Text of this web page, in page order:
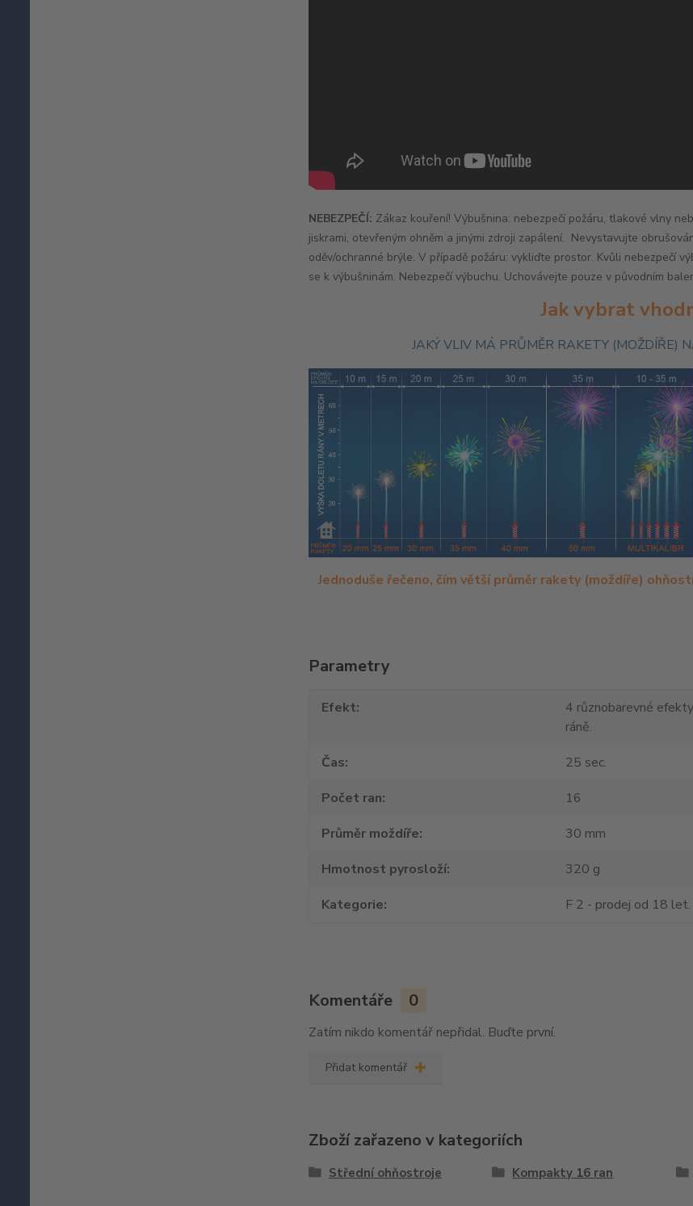
NEBEZPEČÍ: Zákaz kouření! Výbušnina: nebezpečí požáru, tlakové vlny
jiskrami, otevřeným ohněm a jinými zdroji zapálení. Nevystavujte
oděv/ochranné brýle. V případě požáru: vykliďte prostor. Kvůli nebezpečí
se k výbušninám. Nebezpečí výbuchu. Uchovávejte pouze v původním
Jak vybrat
JAKÝ VLIV MÁ PRŮMĚR RAKETY (MOŽDÍŘE)
Jednoduše řečeno, čím větší průměr rakety (moždíře)
Parametry
Efekt
4 různobarevné
ráně.
Čas
25 sec.
Počet ran
16
Průměr moždíře
30 mm
Hmotnost pyrosloží
320 g
Kategorie
F 2 - prodej od 18 let.
Komentáře 0
Zatím nikdo komentář nepřidal. Buďte první.
Přidat komentář
Zboží zařazeno v kategoriích
Střední ohňostroje Kompakty 16 ran